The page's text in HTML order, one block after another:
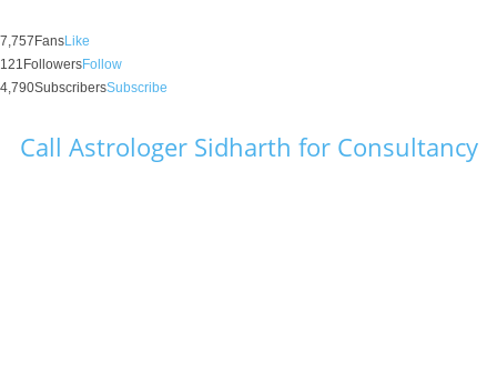
7,757 FansLike
121 FollowersFollow
4,790SubscribersSubscribe
Call Astrologer Sidharth for Consultancy